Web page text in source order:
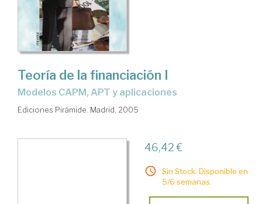
Teoría de la financiación I
modelos CAPM, APT y aplicaciones
Ediciones Pirámide. Madrid, 2005
46,42 €
Sin Stock. Disponible en
5/6 semanas.